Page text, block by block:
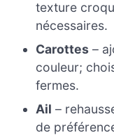
texture
nécessaires.
Carottes –
couleur;
fermes.
Ail –
de